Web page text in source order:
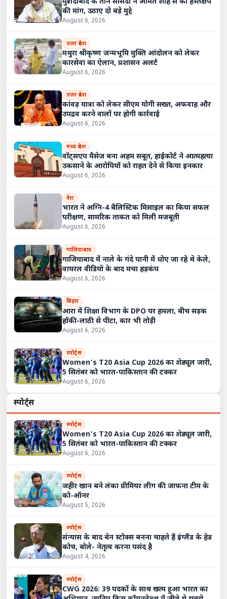
मुर्शिदाबाद के तीन सांसदों ने अमित शाह से की हस्तक्षेप
की मांग, उठाए दो बड़े मुद्दे
August 6, 2026
उत्तर प्रदेश
मथुरा श्रीकृष्ण जन्मभूमि मुक्ति आंदोलन को लेकर
कारसेवा का ऐलान, प्रशासन अलर्ट
August 6, 2026
उत्तर प्रदेश
कांवड़ यात्रा को लेकर सीएम योगी सख्त, अफवाह और
उपद्रव करने वालों पर होगी कार्रवाई
August 6, 2026
मध्य प्रदेश
वॉट्सएप मैसेज बना अहम सबूत, हाईकोर्ट ने आत्महत्या
उकसाने के आरोपियों को राहत देने से किया इनकार
August 6, 2026
देश
भारत ने अग्नि-4 बैलिस्टिक मिसाइल का किया सफल
परीक्षण, सामरिक ताकत को मिली मजबूती
August 6, 2026
गाज़ियाबाद
गाजियाबाद में नाले के गंदे पानी में धोए जा रहे थे केले,
वायरल वीडियो के बाद मचा हड़कंप
August 6, 2026
बिहार
आरा में शिक्षा विभाग के DPO पर हमला, बीच सड़क
हॉकी-लाठी से पीटा, कार भी तोड़ी
August 6, 2026
स्पोर्ट्स
Women's T20 Asia Cup 2026 का शेड्यूल जारी,
5 सितंबर को भारत-पाकिस्तान की टक्कर
August 6, 2026
स्पोर्ट्स
स्पोर्ट्स
Women's T20 Asia Cup 2026 का शेड्यूल जारी,
5 सितंबर को भारत-पाकिस्तान की टक्कर
August 6, 2026
स्पोर्ट्स
जहीर खान बने लंका प्रीमियर लीग की जाफना टीम के
को-ऑनर
August 5, 2026
स्पोर्ट्स
संन्यास के बाद बेन स्टोक्स बनना चाहते हैं इंग्लैंड के हेड
कोच, बोले- नेतृत्व करना पसंद है
August 4, 2026
स्पोर्ट्स
CWG 2026: 39 पदकों के साथ खत्म हुआ भारत का